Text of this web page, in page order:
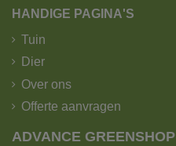
HANDIGE PAGINA'S
Tuin
Dier
Over ons
Offerte aanvragen
ADVANCE GREENSHOP